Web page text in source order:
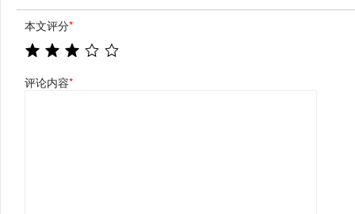
本文评分*
评论内容*